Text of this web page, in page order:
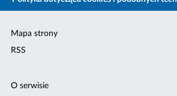
Mapa strony
RSS
O serwisie